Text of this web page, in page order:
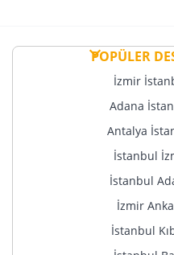
POPÜLER
İzmir
Adana
Antalya
İstanbul
İstanbul
İzmir
İstanbul